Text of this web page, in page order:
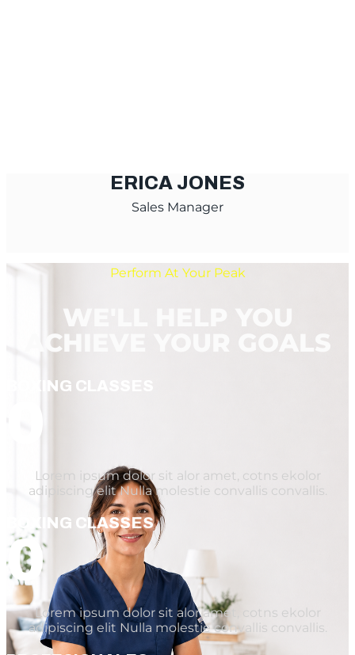
ERICA JONES
Sales Manager
Perform At Your Peak
WE'LL HELP YOU
ACHIEVE YOUR GOALS
BOXING CLASSES
0
Lorem ipsum dolor sit alor amet, cotns ekolor
adipiscing elit Nulla molestie convallis convallis.
BOXING CLASSES
0
Lorem ipsum dolor sit alor amet, cotns ekolor
adipiscing elit Nulla molestie convallis convallis.